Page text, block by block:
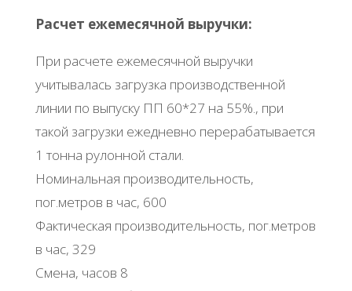
Расчет ежемесячной выручки:
При расчете ежемесячной выручки
учитывалась загрузка производственной
линии по выпуску ПП 60*27 на 55%., при
такой загрузки ежедневно перерабатывается
1 тонна рулонной стали.
Номинальная производительность,
пог.метров в час, 600
Фактическая производительность, пог.метров
в час, 329
Смена, часов 8